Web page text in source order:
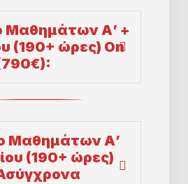
Μαθημάτων Α’ +
(190+ ώρες) On
Μαθημάτων Α’
(190+ ώρες)